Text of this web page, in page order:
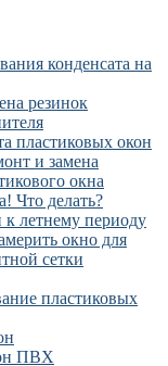
конденсата на
резинок
пластиковых окон
и замена
окна
Что делать?
к летнему периоду
окно для
сетки
пластиковых
ПВХ